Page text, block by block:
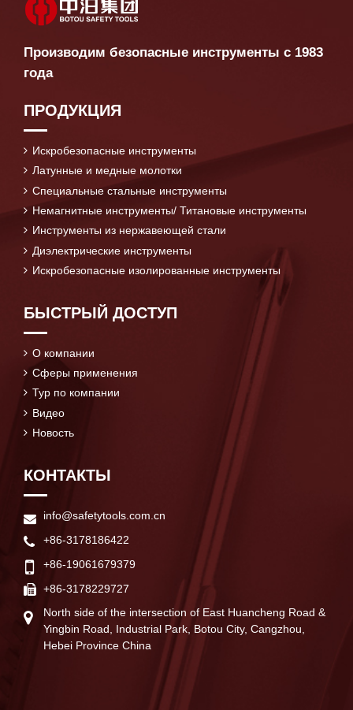
Производим безопасные инструменты с 1983
года
ПРОДУКЦИЯ
Искробезопасные инструменты
Латунные и медные молотки
Специальные стальные инструменты
Немагнитные инструменты/ Титановые инструменты
Инструменты из нержавеющей стали
Диэлектрические инструменты
Искробезопасные изолированные инструменты
БЫСТРЫЙ ДОСТУП
О компании
Сферы применения
Тур по компании
Видео
Новость
КОНТАКТЫ
info@safetytools.com.cn
+86-3178186422
+86-19061679379
+86-3178229727
North side of the intersection of East Huancheng Road &
Yingbin Road, Industrial Park, Botou City, Cangzhou,
Hebei Province China